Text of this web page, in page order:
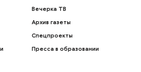
Вечерка ТВ
Архив газеты
Спецпроекты
Пресса в образовании